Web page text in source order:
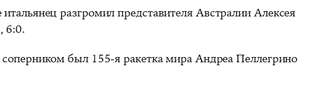
разгромил представителя Австралии Алексея
6:0.
был 155-я ракетка мира Андреа Пеллегрино